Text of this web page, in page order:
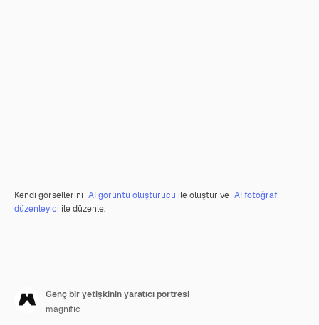
Kendi görsellerini AI görüntü oluşturucu ile oluştur ve AI fotoğraf
düzenleyici ile düzenle.
Genç bir yetişkinin yaratıcı portresi
magnific